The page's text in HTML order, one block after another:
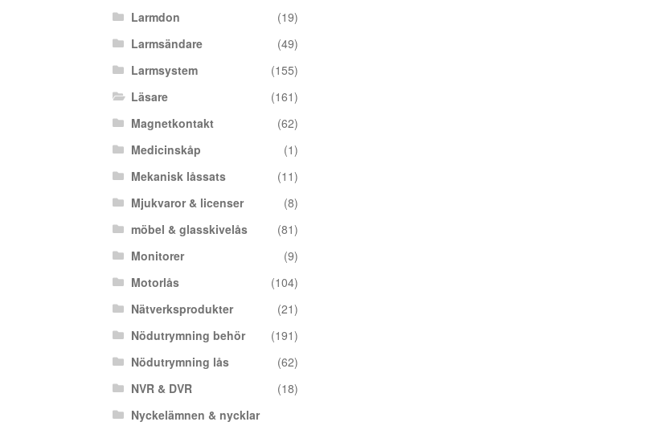
Larmdon
(19)
Larmsändare
(49)
Larmsystem
(155)
Läsare
(161)
Magnetkontakt
(62)
Medicinskåp
(1)
Mekanisk låssats
(11)
Mjukvaror & licenser
(8)
möbel & glasskivelås
(81)
Monitorer
(9)
Motorlås
(104)
Nätverksprodukter
(21)
Nödutrymning behör
(191)
Nödutrymning lås
(62)
NVR & DVR
(18)
Nyckelämnen & nycklar